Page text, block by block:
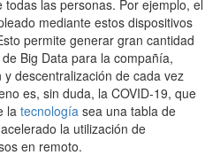
las personas. Por ejemplo, el
mediante estos dispositivos
permite generar gran cantidad
Big Data para la compañía,
descentralización de cada vez
es, sin duda, la COVID-19, que
la tecnología sea una tabla de
la utilización de
en remoto.